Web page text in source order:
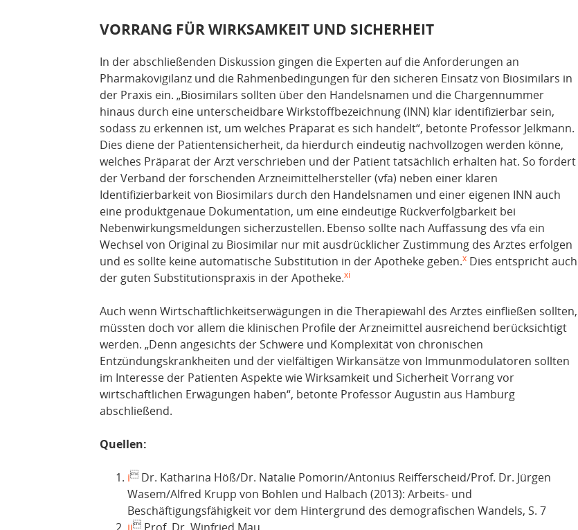
VORRANG FÜR WIRKSAMKEIT UND SICHERHEIT
In der abschließenden Diskussion gingen die Experten auf die Anforderungen an
Pharmakovigilanz und die Rahmenbedingungen für den sicheren Einsatz von Biosimilars in
der Praxis ein. „Biosimilars sollten über den Handelsnamen und die Chargennummer
hinaus durch eine unterscheidbare Wirkstoffbezeichnung(INN) klar identifizierbar sein,
sodass zu erkennen ist, um welches Präparat es sich handelt“, betonte Professor Jelkmann.
Dies diene der Patientensicherheit, da hierdurch eindeutig nachvollzogen werden könne,
welches Präparat der Arzt verschrieben und der Patient tatsächlich erhalten hat. So fordert
der Verband der forschenden Arzneimittelhersteller (vfa) neben einer klaren
Identifizierbarkeit von Biosimilars durch den Handelsnamen und einer eigenen INN auch
eine produktgenaue Dokumentation, um eine eindeutige Rückverfolgbarkeit bei
Nebenwirkungsmeldungen sicherzustellen. Ebenso sollte nach Auffassung des vfa ein
Wechsel von Original zu Biosimilar nur mit ausdrücklicher Zustimmung des Arztes erfolgen
und es sollte keine automatische Substitution in der Apotheke geben.x Dies entspricht auch
der guten Substitutionspraxis in der Apotheke.xi
Auch wenn Wirtschaftlichkeitserwägungen in die Therapiewahl des Arztes einfließen sollten,
müssten doch vor allem die klinischen Profile der Arzneimittel ausreichend berücksichtigt
werden. „Denn angesichts der Schwere und Komplexität von chronischen
Entzündungskrankheiten und der vielfältigen Wirkansätze von Immunmodulatoren sollten
im Interesse der Patienten Aspekte wie Wirksamkeit und Sicherheit Vorrang vor
wirtschaftlichen Erwägungen haben“, betonte Professor Augustin aus Hamburg
abschließend.
Quellen:
i Dr. Katharina Höß/Dr. Natalie Pomorin/Antonius Reifferscheid/Prof. Dr. Jürgen
Wasem/Alfred Krupp von Bohlen und Halbach (2013): Arbeits- und
Beschäftigungsfähigkeit vor dem Hintergrund des demografischen Wandels, S. 7
